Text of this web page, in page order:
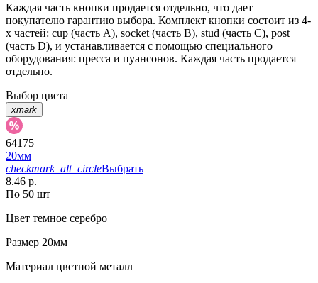
Каждая часть кнопки продается отдельно, что дает
покупателю гарантию выбора. Комплект кнопки состоит из 4-
х частей: cup (часть А), socket (часть В), stud (часть С), post
(часть D), и устанавливается с помощью специального
оборудования: пресса и пуансонов. Каждая часть продается
отдельно.
Выбор цвета
xmark
64175
20мм
checkmark_alt_circleВыбрать
8.46 р.
По 50 шт
Цвет темное серебро
Размер 20мм
Материал цветной металл